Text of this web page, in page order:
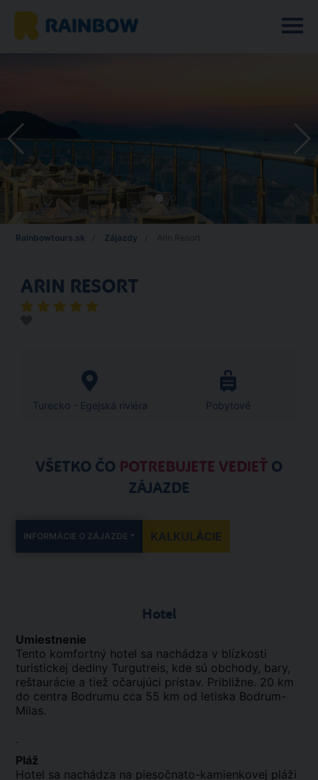
Rainbowtours.sk Zájazdy
ARIN RESORT
Turecko - Egejská riviéra Pobytové
VŠETKO ČO POTREBUJETE VEDIEŤ O
ZÁJAZDE
INFORMÁCIE O ZÁJAZDE KALKULÁCIE
Hotel
Umiestnenie
Tento komfortný hotel sa nachádza v blízkosti
turistickej dediny Turgutreis, kde sú obchody, bary,
reštaurácie a tiež očarujúci prístav. Približne. 20 km
do centra Bodrumu cca 55 km od letiska Bodrum-
Milas.
.
Pláž
Hotel sa nachádza na piesočnato-kamienkovej pláži